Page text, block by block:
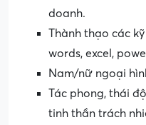
doanh.
Thành thạo các
words, excel,
Nam/nữ ngoại
Tác phong, thái
tinh thần trách